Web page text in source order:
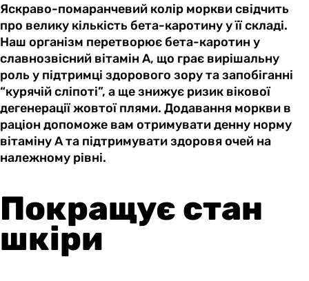
Яскраво-помаранчевий колір моркви свідчить
про велику кількість бета-каротину у її складі.
Наш організм перетворює бета-каротин у
славнозвісний вітамін А, що грає вирішальну
роль у підтримці здорового зору та запобіганні
“курячій сліпоті”, а ще знижує ризик вікової
дегенерації жовтої плями. Додавання моркви в
раціон допоможе вам отримувати денну норму
вітаміну А та підтримувати здоровя очей на
належному рівні.
Покращує стан
шкіри